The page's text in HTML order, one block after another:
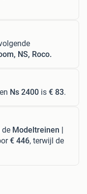
NS, Roco.
Ns 2400 is € 83.
de Modeltreinen |
€ 446, terwijl de